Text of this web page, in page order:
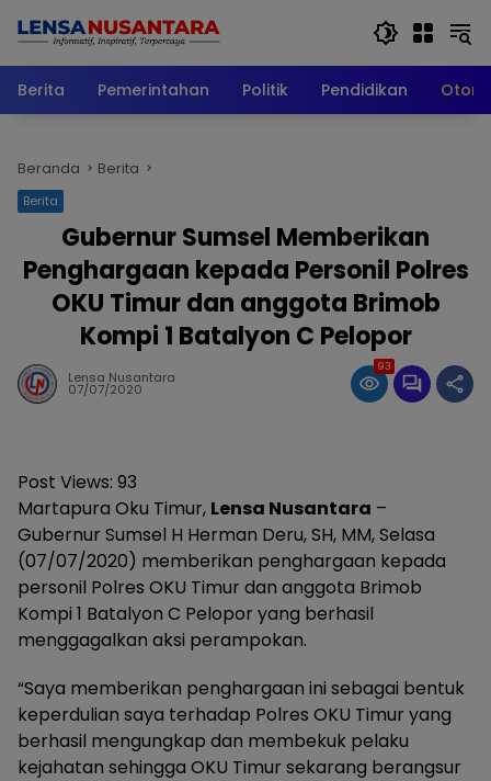
Berita
Pemerintahan Politik Pendidikan
Beranda Berita
Berita
Gubernur Sumsel Memberikan
Penghargaan kepada Personil Polres
OKU Timur dan anggota Brimob
Kompi 1 Batalyon C Pelopor
Lensa Nusantara
07/07/2020
93
Post Views: 93
Martapura Oku Timur, Lensa Nusantara –
Gubernur Sumsel H Herman Deru, SH, MM, Selasa
(07/07/2020) memberikan penghargaan kepada
personil Polres OKU Timur dan anggota Brimob
Kompi 1 Batalyon C Pelopor yang berhasil
menggagalkan aksi perampokan.
“Saya memberikan penghargaan ini sebagai bentuk
keperdulian saya terhadap Polres OKU Timur yang
berhasil mengungkap dan membekuk pelaku
kejahatan sehingga OKU Timur sekarang berangsur